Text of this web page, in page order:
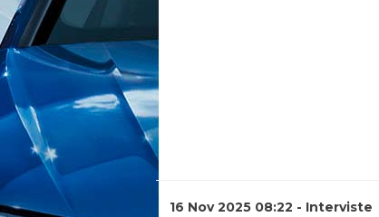
16 Nov 2025 08:22 - Interviste